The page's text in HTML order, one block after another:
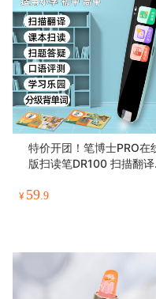
特价开团！笔博士PRO在
版扫读笔DR100 扫描翻译
学习乐园 分级背单词
¥ 59.9